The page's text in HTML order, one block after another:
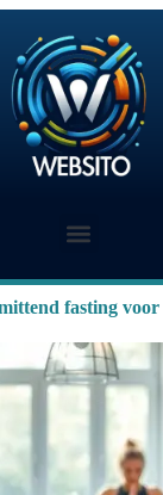
fasting voor